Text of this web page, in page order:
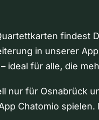
findest
in unserer
ideal für alle, die
nur für Osnabrück
Chatomio